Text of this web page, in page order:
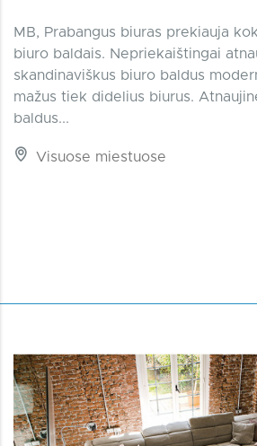
MB, Prabangus biuras prekiauja
biuro baldais. Nepriekaištingai
skandinaviškus biuro baldus
mažus tiek didelius biurus.
baldus...
Visuose miestuose